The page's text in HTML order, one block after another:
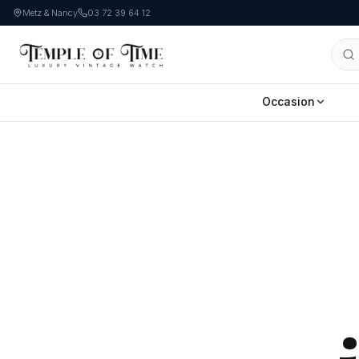
Metz & Nancy 03 72 39 64 12
Occasion